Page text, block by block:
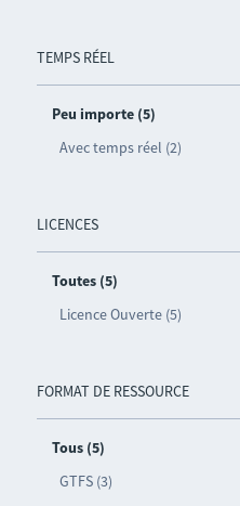
TEMPS RÉEL
Peu importe (5)
Avec temps réel (2)
LICENCES
Toutes (5)
Licence Ouverte (5)
FORMAT DE RESSOURCE
Tous (5)
GTFS (3)